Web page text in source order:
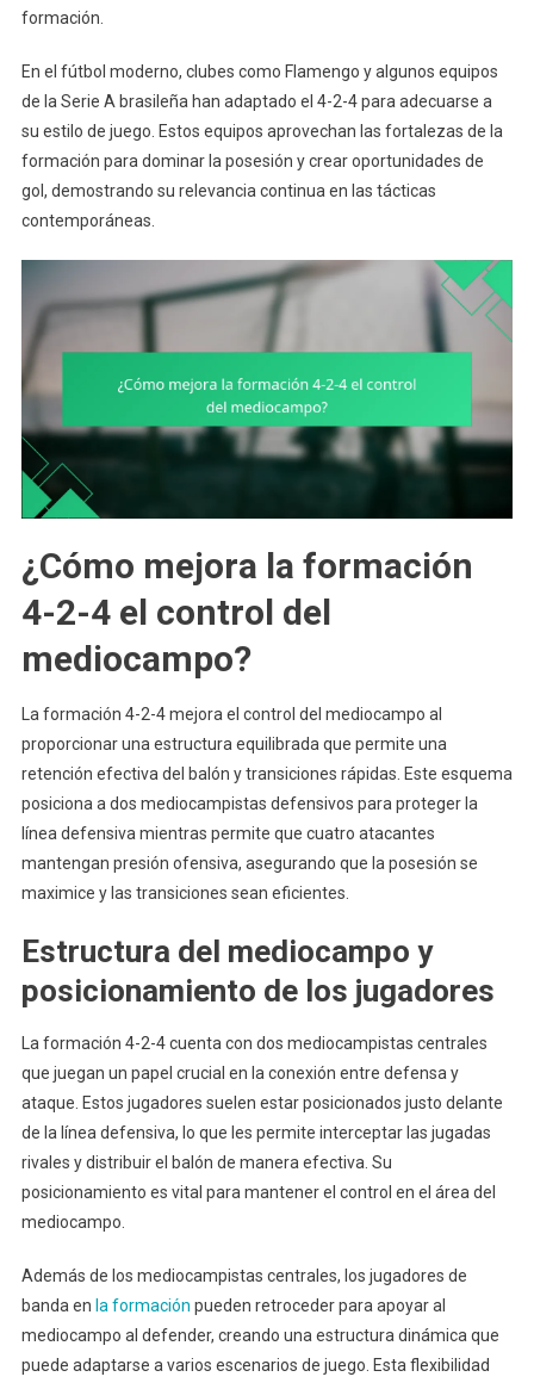
formación.
En el fútbol moderno, clubes como Flamengo y algunos equipos
de la Serie A brasileña han adaptado el 4-2-4 para adecuarse a
su estilo de juego. Estos equipos aprovechan las fortalezas de la
formación para dominar la posesión y crear oportunidades de
gol, demostrando su relevancia continua en las tácticas
contemporáneas.
¿Cómo mejora la formación
4-2-4 el control del
mediocampo?
La formación 4-2-4 mejora el control del mediocampo al
proporcionar una estructura equilibrada que permite una
retención efectiva del balón y transiciones rápidas. Este esquema
posiciona a dos mediocampistas defensivos para proteger la
línea defensiva mientras permite que cuatro atacantes
mantengan presión ofensiva, asegurando que la posesión se
maximice y las transiciones sean eficientes.
Estructura del mediocampo y
posicionamiento de los jugadores
La formación 4-2-4 cuenta con dos mediocampistas centrales
que juegan un papel crucial en la conexión entre defensa y
ataque. Estos jugadores suelen estar posicionados justo delante
de la línea defensiva, lo que les permite interceptar las jugadas
rivales y distribuir el balón de manera efectiva. Su
posicionamiento es vital para mantener el control en el área del
mediocampo.
Además de los mediocampistas centrales, los jugadores de
banda en la formación pueden retroceder para apoyar al
mediocampo al defender, creando una estructura dinámica que
puede adaptarse a varios escenarios de juego. Esta flexibilidad